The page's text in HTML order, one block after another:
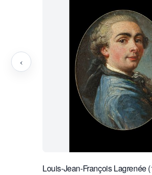
Louis-Jean-François Lagrenée
‹